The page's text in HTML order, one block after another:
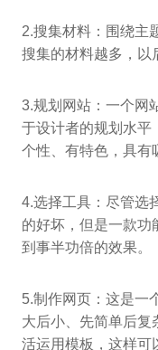
2.搜集材料：围绕主
搜集的材料越多，以
3.规划网站：一个网
于设计者的规划水平
个性、有特色，具有
4.选择工具：尽管选
的好坏，但是一款功
到事半功倍的效果。
5.制作网页：这是一
大后小、先简单后复
活运用模板，这样可